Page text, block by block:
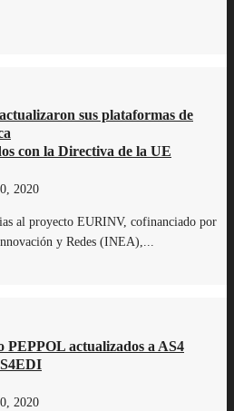
sus plataformas de
con la Directiva de la UE
2020
al proyecto EURINV, cofinanciado por
y Redes (INEA),...
PEPPOL actualizados a AS4
2020